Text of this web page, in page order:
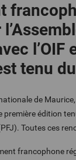
l’OIF
tenu
de
première édition
Toutes ces
francophone